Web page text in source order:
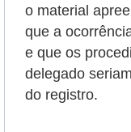
o material
que a
e que os
delegado
do registro.